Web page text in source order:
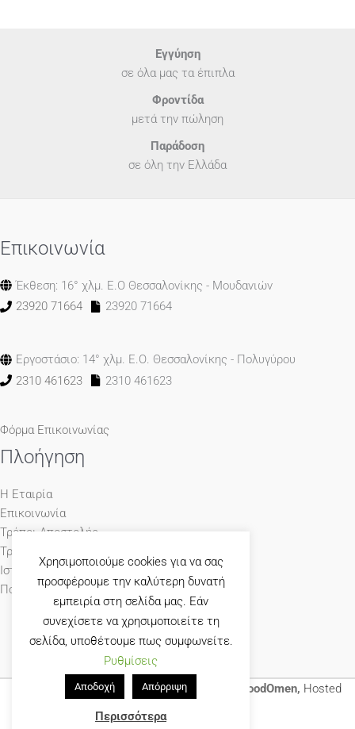
Εγγύηση
σε όλα μας τα έπιπλα
Φροντίδα
μετά την πώληση
Παράδοση
σε όλη την Ελλάδα
Επικοινωνία
Έκθεση: 16° χλμ. Ε.Ο Θεσσαλονίκης - Μουδανιών
23920 71664
23920 71664
Εργοστάσιο: 14° χλμ. Ε.Ο. Θεσσαλονίκης - Πολυγύρου
2310 461623
2310 461623
Φόρμα Επικοινωνίας
Πλοήγηση
Η Εταιρία
Επικοινωνία
Τρόποι Αποστολής
Τρόποι Πληρωμής
Ιστολόγιο
Πολιτική Απορρήτου
© 1965-2026 Γκούμας Έπιπλο Designed by GoodOmen, Hosted
Χρησιμοποιούμε cookies για να σας
προσφέρουμε την καλύτερη δυνατή
εμπειρία στη σελίδα μας. Εάν
συνεχίσετε να χρησιμοποιείτε τη
σελίδα, υποθέτουμε πως συμφωνείτε.
Ρυθμίσεις
Αποδοχή Απόρριψη
Περισσότερα